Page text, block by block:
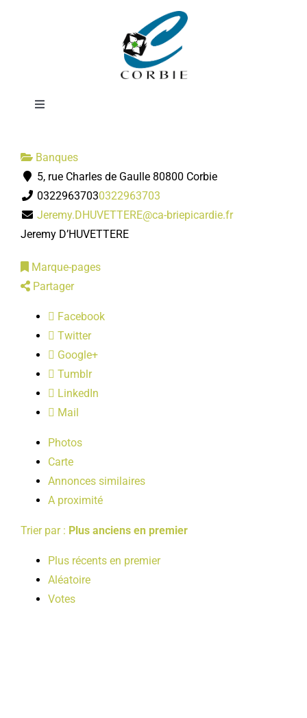
Toggle
DÉMARCHES ADMINISTRATIVES
SERVICES MUNICIPAUX
PRATIQUE
LOISIRS
PUBLICATIONS
Crédit Agricole
Brie Picardie
Banques
5, rue Charles de Gaulle 80800 Corbie
03229637030322963703
Jeremy.DHUVETTERE@ca-briepicardie.fr
Jeremy D’HUVETTERE
Marque-pages
Partager
Facebook
Twitter
Google+
Tumblr
LinkedIn
Mail
Photos
Carte
Annonces similaires
A proximité
Trier par : Plus anciens en premier
Plus récents en premier
Aléatoire
Votes